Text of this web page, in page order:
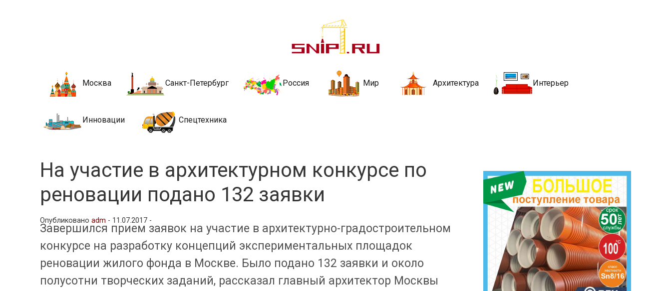
Новости строительства и недвижимости
стройкой рубрики
Москва Санкт-Петербург Россия Мир Архитектура Интерьер
Инновации Спецтехника
На участие в архитектурном конкурсе по
реновации подано 132 заявки
Опубликованоadm - 11.07.2017 -
Завершился прием заявок на участие в архитектурно-градостроительном
конкурсе на разработку концепций экспериментальных площадок
реновации жилого фонда в Москве. Было подано 132 заявки и около
полусотни творческих заданий, рассказал главный архитектор Москвы